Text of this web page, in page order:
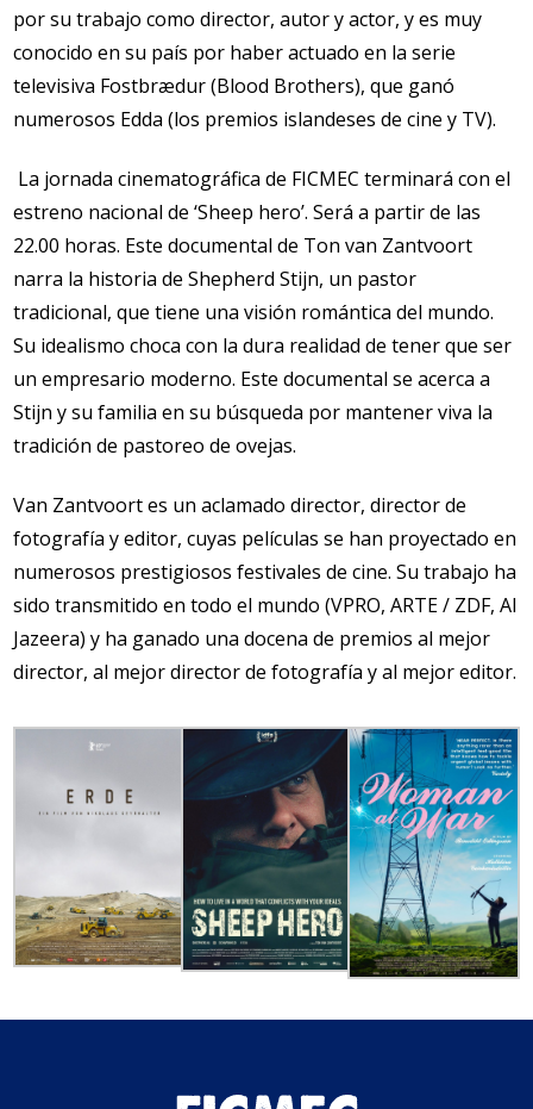
por su trabajo como director, autor y actor, y es muy
conocido en su país por haber actuado en la serie
televisiva Fostbrædur (Blood Brothers), que ganó
numerosos Edda (los premios islandeses de cine y TV).
La jornada cinematográfica de FICMEC terminará con el
estreno nacional de ‘Sheep hero’. Será a partir de las
22.00 horas. Este documental de Ton van Zantvoort
narra la historia de Shepherd Stijn, un pastor
tradicional, que tiene una visión romántica del mundo.
Su idealismo choca con la dura realidad de tener que ser
un empresario moderno. Este documental se acerca a
Stijn y su familia en su búsqueda por mantener viva la
tradición de pastoreo de ovejas.
Van Zantvoort es un aclamado director, director de
fotografía y editor, cuyas películas se han proyectado en
numerosos prestigiosos festivales de cine. Su trabajo ha
sido transmitido en todo el mundo (VPRO, ARTE / ZDF, Al
Jazeera) y ha ganado una docena de premios al mejor
director, al mejor director de fotografía y al mejor editor.